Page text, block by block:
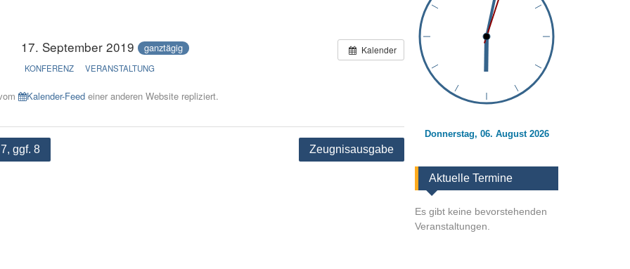
Kalender
17. September 2019 ganztägig
KONFERENZ VERANSTALTUNG
Kalender-Feed einer anderen Website repliziert.
ggf. 8 Zeugnisausgabe
Donnerstag, 06. August 2026
Aktuelle Termine
Es gibt keine bevorstehenden
Veranstaltungen.